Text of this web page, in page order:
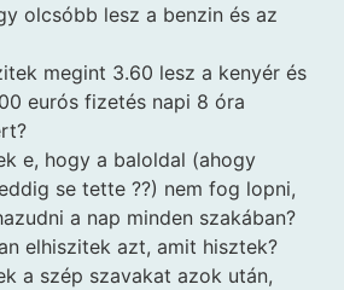
olcsóbb lesz a benzin és az
megint 3.60 lesz a kenyér és
eurós fizetés napi 8 óra
e, hogy a baloldal (ahogy
se tette ??) nem fog lopni,
a nap minden szakában?
elhiszitek azt, amit hisztek?
a szép szavakat azok után,